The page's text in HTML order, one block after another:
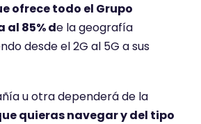
ofrece todo el Grupo
al 85% de la geografía
desde el 2G al 5G a sus
u otra dependerá de la
quieras navegar y del tipo